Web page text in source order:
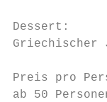
Dessert:
Griechischer
Preis pro
ab 50